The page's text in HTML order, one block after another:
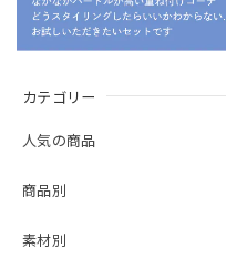
カテゴリー
人気の商品
商品別
素材別